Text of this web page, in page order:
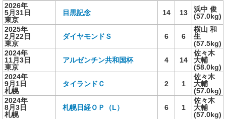
2026年
5月31日
東京
目黒記念 14 13
浜中 俊
(57.0kg)
2025年
2月22日
東京
ダイヤモンドＳ 6 6
横山 和
生
(57.5kg)
2024年
11月3日
東京
アルゼンチン共和国杯 4 14
佐々木
大輔
(58.0kg)
2024年
9月1日
札幌
タイランドＣ 2 1
佐々木
大輔
(57.0kg)
2024年
8月3日
札幌
札幌日経ＯＰ（L） 6 1
佐々木
大輔
(57.0kg)